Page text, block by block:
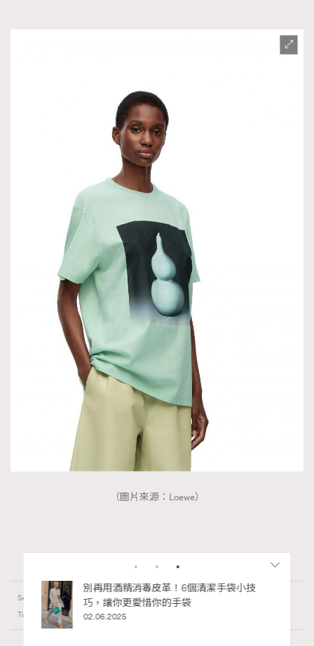
（圖片來源：Loewe）
Series: 時尚熱話
Tags: AlexanderWang Balenciaga
別再用酒精消毒皮革！6個清潔手袋小技
巧，讓你更愛惜你的手袋
02.06.2025